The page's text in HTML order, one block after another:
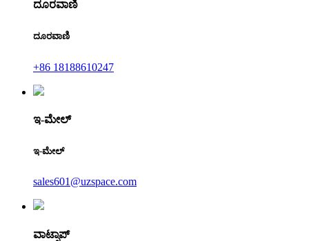
ದೂರವಾಣಿ
ದೂರವಾಣಿ
+86 18188610247
ಇ-ಮೇಲ್
ಇ-ಮೇಲ್
sales601@uzspace.com
ವಾಟ್ಸಾಪ್